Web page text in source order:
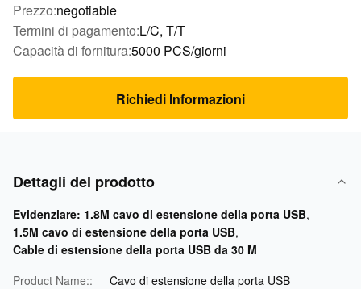
Prezzo:negotiable
Termini di pagamento:L/C, T/T
Capacità di fornitura:5000 PCS/giorni
Richiedi Informazioni
Dettagli del prodotto
Evidenziare: 1.8M cavo di estensione della porta USB,
1.5M cavo di estensione della porta USB,
Cable di estensione della porta USB da 30 M
Product Name::
Cavo di estensione della porta USB